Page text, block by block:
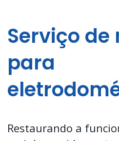
Serviço de
para
Restaurando a